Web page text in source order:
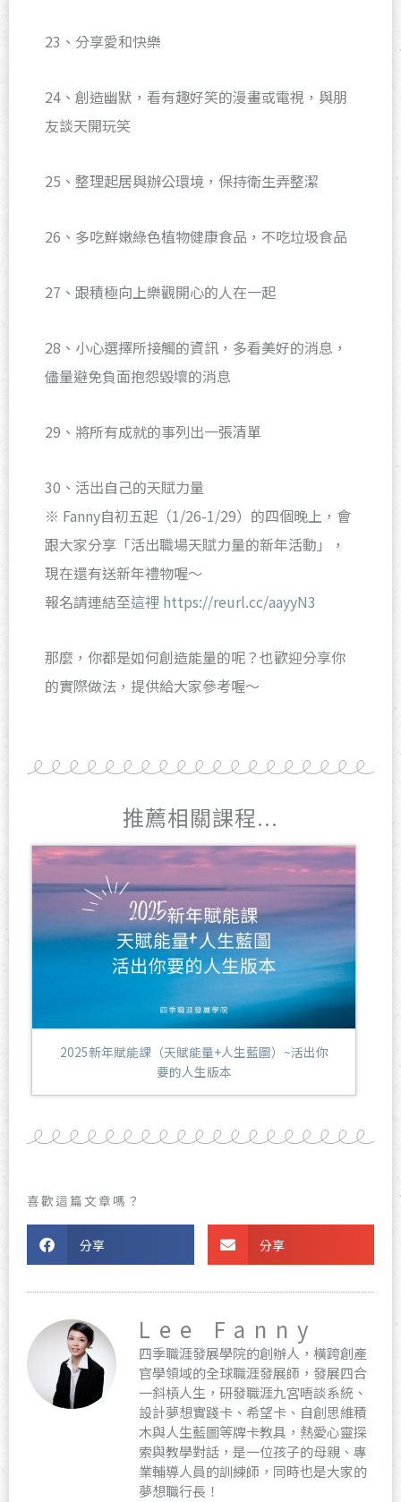
23、分享愛和快樂
24、創造幽默，看有趣好笑的漫畫或電視，與朋
友談天開玩笑
25、整理起居與辦公環境，保持衛生弄整潔
26、多吃鮮嫩綠色植物健康食品，不吃垃圾食品
27、跟積極向上樂觀開心的人在一起
28、小心選擇所接觸的資訊，多看美好的消息，
儘量避免負面抱怨毀壞的消息
29、將所有成就的事列出一張清單
30、活出自己的天賦力量
※ Fanny自初五起（1/26-1/29）的四個晚上，會
跟大家分享「活出職場天賦力量的新年活動」，
現在還有送新年禮物喔～
報名請連結至這裡 https://reurl.cc/aayyN3
那麼，你都是如何創造能量的呢？也歡迎分享你
的實際做法，提供給大家參考喔～
推薦相關課程...
2025新年賦能課（天賦能量+人生藍圖）~活出你
要的人生版本
喜歡這篇文章嗎？
分享 分享
Lee Fanny
四季職涯發展學院的創辦人，橫跨創產
官學領域的全球職涯發展師，發展四合
一斜槓人生，研發職涯九宮晤談系統、
設計夢想實踐卡、希望卡、自創思維積
木與人生藍圖等牌卡教具，熱愛心靈探
索與教學對話，是一位孩子的母親、專
業輔導人員的訓練師，同時也是大家的
夢想職行長！